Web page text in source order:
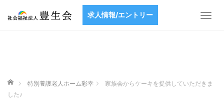
T
o
n
求人情報/エントリー
ホーム 特別養護老人ホーム彩幸
家族会からケーキを提供していただきま
した♪